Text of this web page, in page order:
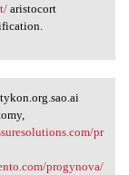
aristocort
pr
progynova/